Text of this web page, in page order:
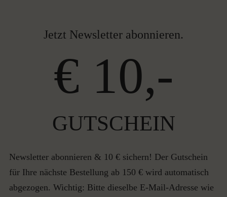
Jetzt Newsletter abonnieren.
€ 10,-
GUTSCHEIN
Newsletter abonnieren & 10 € sichern! Der Gutschein
für Ihre nächste Bestellung ab 150 € wird automatisch
abgezogen. Wichtig: Bitte dieselbe E-Mail-Adresse wie